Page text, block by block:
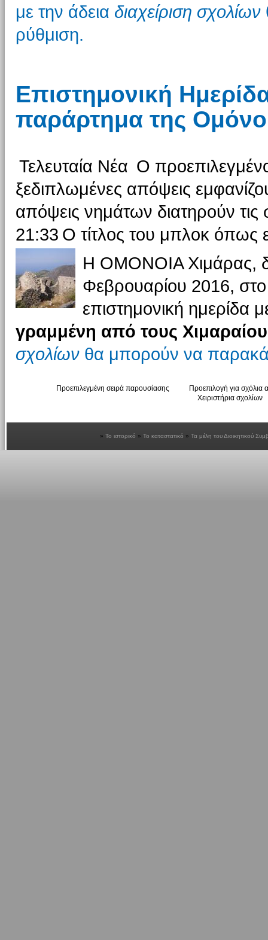
με την άδεια διαχείριση σχολίων
ρύθμιση.
Επιστημονική
παράρτημα της
Τελευταία Νέα Ο
ξεδιπλωμένες απόψεις
απόψεις νημάτων διατηρούν τις
21:33 Ο τίτλος του μπλοκ όπως
Η ΟΜΟΝΟΙΑ Χιμάρας,
Φεβρουαρίου 2016, στο
επιστημονική ημερίδα
γραμμένη από τους
σχολίωνθα μπορούν να
Προεπιλεγμένη σειρά παρουσίασης
Προεπιλογή για σχόλια
Χειριστήρια σχολίων
Το ιστορικό Το καταστατικό Τα μέλη του Διοικητικού